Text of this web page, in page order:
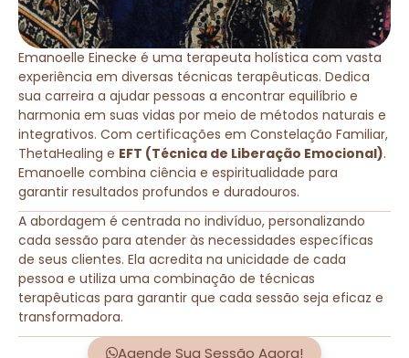
Emanoelle Einecke é uma terapeuta holística com vasta
experiência em diversas técnicas terapêuticas. Dedica
sua carreira a ajudar pessoas a encontrar equilíbrio e
harmonia em suas vidas por meio de métodos naturais e
integrativos. Com certificações em Constelação Familiar,
ThetaHealing e EFT (Técnica de Liberação Emocional).
Emanoelle combina ciência e espiritualidade para
garantir resultados profundos e duradouros.
A abordagem é centrada no indivíduo, personalizando
cada sessão para atender às necessidades específicas
de seus clientes. Ela acredita na unicidade de cada
pessoa e utiliza uma combinação de técnicas
terapêuticas para garantir que cada sessão seja eficaz e
transformadora.
Agende Sua Sessão Agora!